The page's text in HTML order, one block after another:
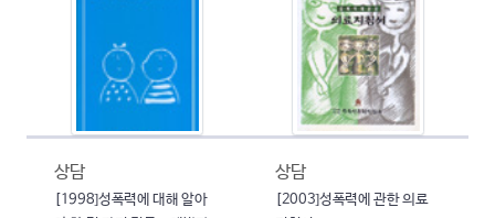
상담
[1998]성폭력에 대해 알아
상담
[2003]성폭력에 관한 의료